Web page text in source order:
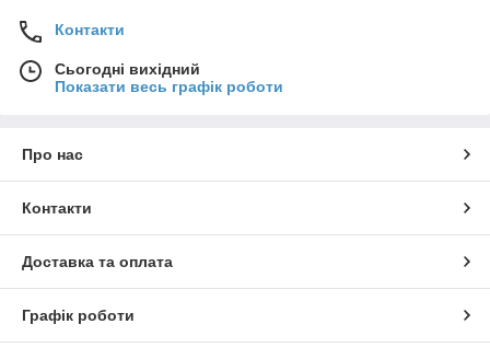
Контакти
Сьогодні вихідний
Показати весь графік роботи
Про нас
Контакти
Доставка та оплата
Графік роботи